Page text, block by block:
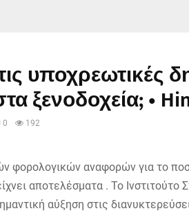
υποχρεωτικές
ξενοδοχεία; •
0 192
φορολογικών αναφορών για το
αποτελέσματα . Το Ινστιτούτο
αύξηση στις